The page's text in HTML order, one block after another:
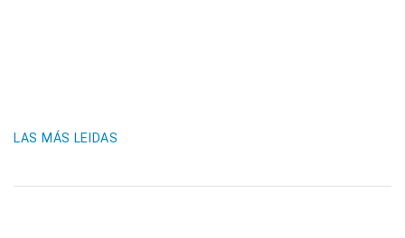
LAS MÁS LEIDAS